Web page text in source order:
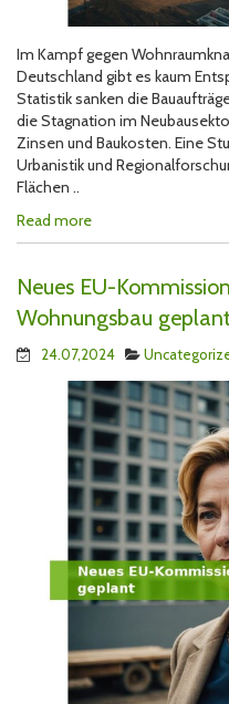
Im Kampf gegen
Deutschland gibt es kaum
Statistik sanken die
die Stagnation im
Zinsen und Baukosten. Eine
Urbanistik und
Flächen ..
Read more
Neues EU-
Wohnungsbau
24.07,2024